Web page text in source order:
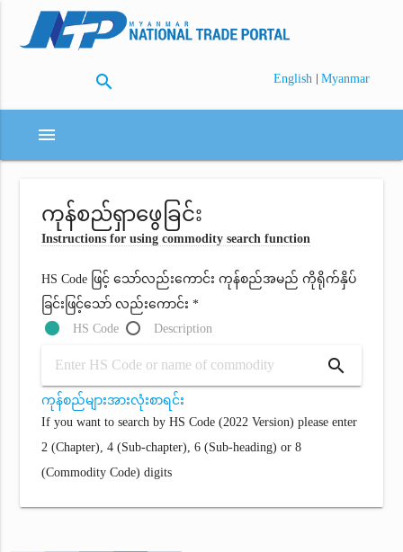
search English | Myanmar
menu
ကုန်စည်ရှာဖွေခြင်း
Instructions for using commodity search function
HS Code ဖြင့် သော်လည်းကောင်း ကုန်စည်အမည် ကိုရိုက်နှိပ်
ခြင်းဖြင့်သော် လည်းကောင်း *
HS Code
Description
search
ကုန်စည်များအားလုံးစာရင်း
If you want to search by HS Code (2022 Version) please enter
2 (Chapter), 4 (Sub-chapter), 6 (Sub-heading) or 8
(Commodity Code) digits